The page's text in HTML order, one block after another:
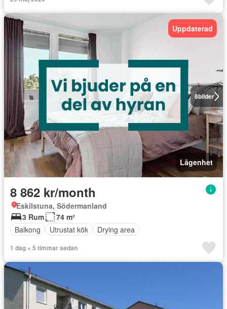
8bilder
Uppdaterad
Lägenhet
8 862 kr/month
Eskilstuna, Södermanland
3 Rum
74 m²
Balkong
Utrustat kök Drying area
1 dag + 5 timmar sedan